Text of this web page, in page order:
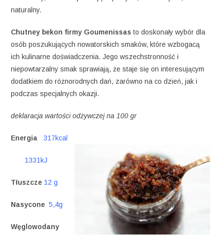
naturalny.
Chutney bekon firmy Goumenissas to doskonały wybór dla
osób poszukujących nowatorskich smaków, które wzbogacą
ich kulinarne doświadczenia. Jego wszechstronność i
niepowtarzalny smak sprawiają, że staje się on interesującym
dodatkiem do różnorodnych dań, zarówno na co dzień, jak i
podczas specjalnych okazji.
deklaracja wartości odżywczej na 100 gr
Energia 317kcal
1331kJ
Tłuszcze 12 g
Nasycone 5,4g
Węglowodany